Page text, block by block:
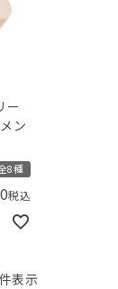
ー
ン
8種
税込
件表示